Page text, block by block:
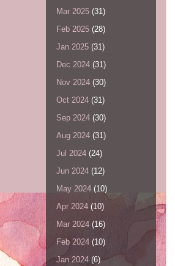
Mar 2025 (31)
Feb 2025 (28)
Jan 2025 (31)
Dec 2024 (31)
Nov 2024 (30)
Oct 2024 (31)
Sep 2024 (30)
Aug 2024 (31)
Jul 2024 (24)
Jun 2024 (12)
May 2024 (10)
Apr 2024 (10)
Mar 2024 (16)
Feb 2024 (10)
Jan 2024 (6)